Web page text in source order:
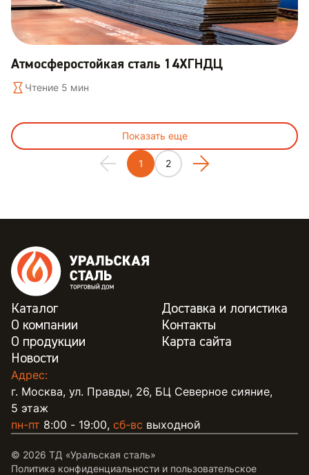
Атмосферостойкая сталь 14ХГНДЦ
Чтение 5 мин
Показать еще
1 2
Каталог
О компании
О продукции
Новости
Доставка и логистика
Контакты
Карта сайта
Адрес:
г. Москва, ул. Правды, 26, БЦ Северное сияние,
5 этаж
пн-пт 8:00 - 19:00, сб-вс выходной
© 2026 ТД «Уральская сталь»
Политика конфиденциальности и пользовательское